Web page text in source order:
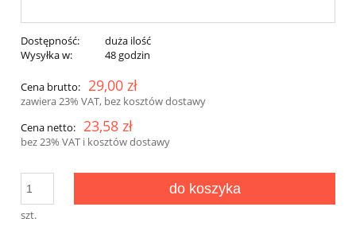
Dostępność:
duża ilość
Wysyłka w:
48 godzin
Cena brutto: 29,00 zł
zawiera 23% VAT, bez kosztów dostawy
Cena netto: 23,58 zł
bez 23% VAT i kosztów dostawy
szt.
do koszyka